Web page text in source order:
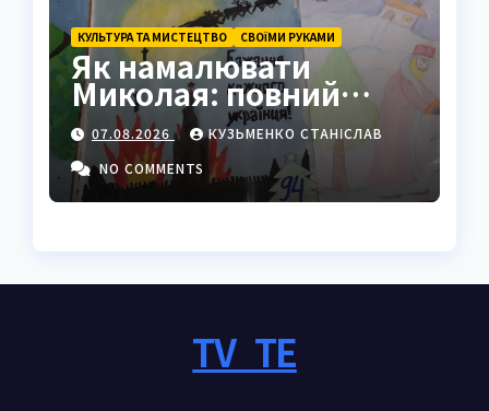
КУЛЬТУРА ТА МИСТЕЦТВО СВОЇМИ РУКАМИ
Як намалювати
Миколая: повний
покроковий гайд з
секретами майстрів
07.08.2026
КУЗЬМЕНКО СТАНІСЛАВ
NO COMMENTS
TV_TE